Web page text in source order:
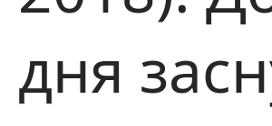
дня